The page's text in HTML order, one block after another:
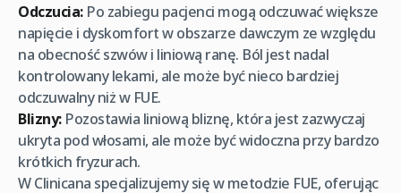
Odczucia:Po zabiegu pacjenci mogą odczuwać większe
napięcie i dyskomfort w obszarze dawczym ze względu
na obecność szwów i liniową ranę. Ból jest nadal
kontrolowany lekami, ale może być nieco bardziej
odczuwalny niż w FUE.
Blizny:Pozostawia liniową bliznę, która jest zazwyczaj
ukryta pod włosami, ale może być widoczna przy bardzo
krótkich fryzurach.
W Clinicana specjalizujemy się w metodzie FUE, oferując